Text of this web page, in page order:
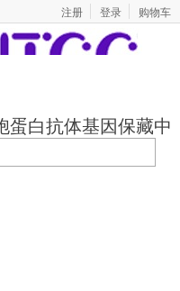
注册 登录 购物车
蛋白抗体基因保藏中